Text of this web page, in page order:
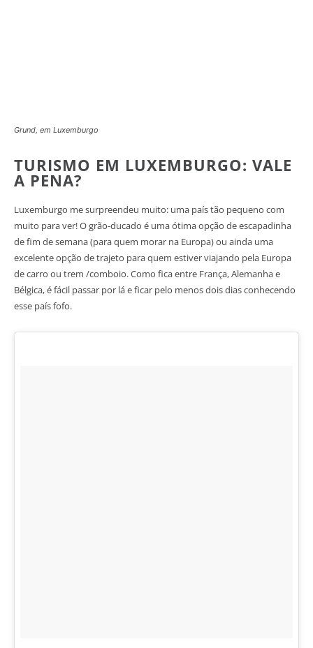
Grund, em Luxemburgo
TURISMO EM LUXEMBURGO: VALE
A PENA?
Luxemburgo me surpreendeu muito: uma país tão pequeno com
muito para ver! O grão-ducado é uma ótima opção de escapadinha
de fim de semana (para quem morar na Europa) ou ainda uma
excelente opção de trajeto para quem estiver viajando pela Europa
de carro ou trem /comboio. Como fica entre França, Alemanha e
Bélgica, é fácil passar por lá e ficar pelo menos dois dias conhecendo
esse país fofo.